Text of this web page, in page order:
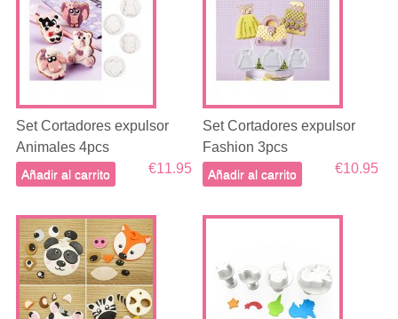
Set Cortadores expulsor
Animales 4pcs
€11.95
Añadir al carrito
Set Cortadores expulsor
Fashion 3pcs
€10.95
Añadir al carrito